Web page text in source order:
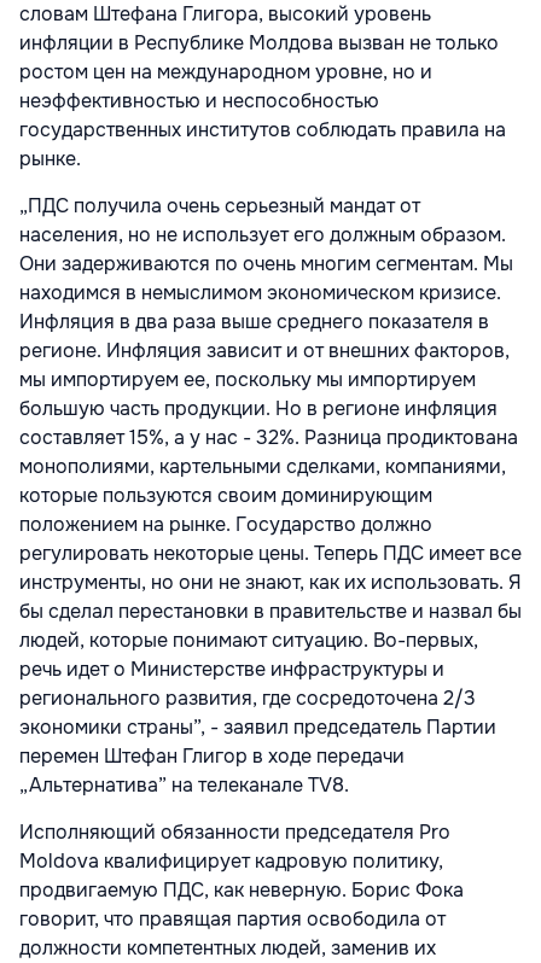
словам Штефана Глигора, высокий уровень
инфляции в Республике Молдова вызван не только
ростом цен на международном уровне, но и
неэффективностью и неспособностью
государственных институтов соблюдать правила на
рынке.
„ПДС получила очень серьезный мандат от
населения, но не использует его должным образом.
Они задерживаются по очень многим сегментам. Мы
находимся в немыслимом экономическом кризисе.
Инфляция в два раза выше среднего показателя в
регионе. Инфляция зависит и от внешних факторов,
мы импортируем ее, поскольку мы импортируем
большую часть продукции. Но в регионе инфляция
составляет 15%, а у нас - 32%. Разница продиктована
монополиями, картельными сделками, компаниями,
которые пользуются своим доминирующим
положением на рынке. Государство должно
регулировать некоторые цены. Теперь ПДС имеет все
инструменты, но они не знают, как их использовать. Я
бы сделал перестановки в правительстве и назвал бы
людей, которые понимают ситуацию. Во-первых,
речь идет о Министерстве инфраструктуры и
регионального развития, где сосредоточена 2/3
экономики страны”, - заявил председатель Партии
перемен Штефан Глигор в ходе передачи
„Альтернатива” на телеканале TV8.
Исполняющий обязанности председателя Pro
Moldova квалифицирует кадровую политику,
продвигаемую ПДС, как неверную. Борис Фока
говорит, что правящая партия освободила от
должности компетентных людей, заменив их